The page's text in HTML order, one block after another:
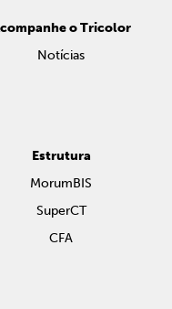
o Tricolor
Notícias
Estrutura
MorumBIS
SuperCT
CFA